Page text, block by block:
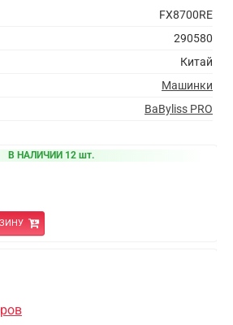
FX8700RE
290580
Китай
Машинки
BaByliss PRO
В НАЛИЧИИ 12 шт.